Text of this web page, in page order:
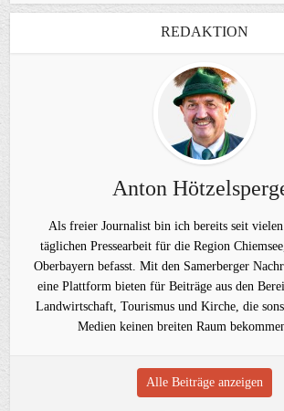
REDAKTION
Anton
Als freier Journalist bin ich bereits seit
täglichen Pressearbeit für die Region
Oberbayern befasst. Mit den Samerberger
eine Plattform bieten für Beiträge aus den
Landwirtschaft, Tourismus und Kirche, die
Medien keinen breiten Raum
Alle Beiträge anzeigen